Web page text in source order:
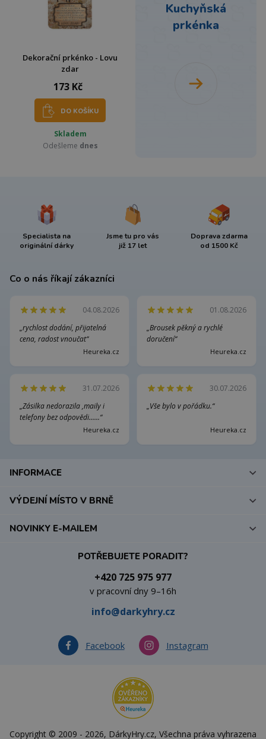
Dekorační prkénko - Lovu
zdar
173 Kč
DO KOŠÍKU
Skladem
Odešleme dnes
Kuchyňská
prkénka
Specialista na
originální dárky
Jsme tu pro vás
již 17 let
Doprava zdarma
od 1500 Kč
Co o nás říkají zákazníci
04.08.2026
„rychlost dodání, přijatelná
cena, radost vnoučat“
Heureka.cz
01.08.2026
„Brousek pěkný a rychlé
doručení“
Heureka.cz
31.07.2026
„Zásilka nedorazila ,maily i
telefony bez odpovědi......“
Heureka.cz
30.07.2026
„Vše bylo v pořádku.“
Heureka.cz
INFORMACE
VÝDEJNÍ MÍSTO V BRNĚ
POTŘEBUJETE PORADIT?
+420 725 975 977
v pracovní dny 9–16h
info@darkyhry.cz
Facebook Instagram
NOVINKY E-MAILEM
Copyright © 2009 - 2026, DárkyHry.cz, Všechna práva vyhrazena